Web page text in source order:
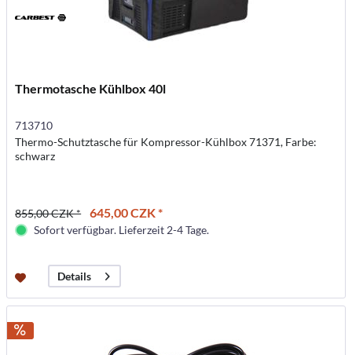
Thermotasche Kühlbox 40l
713710
Thermo-Schutztasche für Kompressor-Kühlbox 71371, Farbe:
schwarz
855,00 CZK * 645,00 CZK *
Sofort verfügbar. Lieferzeit 2-4 Tage.
Details